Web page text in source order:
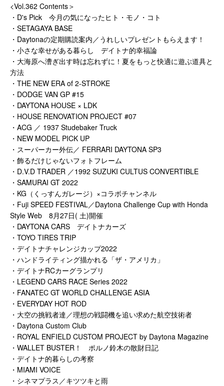
<Vol.362 Contents＞
・D's Pick 今月の気になったヒト・モノ・コト
・SETAGAYA BASE
・Daytonaの定期購読案内／うれしいプレゼントもらえます！
・小さな幸せがある暮らし デイトナ的幸福論
・大海原へ漕ぎ出す時は忘れずに！夏をもっと快適に遊ぶ道具と
方法
・THE NEW ERA of 2-STROKE
・DODGE VAN GP #15
・DAYTONA HOUSE × LDK
・HOUSE RENOVATION PROJECT #07
・ACG ／ 1937 Studebaker Truck
・NEW MODEL PICK UP
・スーパーカー外伝／ FERRARI DAYTONA SP3
・飾るだけじゃないフォトフレーム
・D.V.D TRADER ／1992 SUZUKI CULTUS CONVERTIBLE
・SAMURAI GT 2022
・KG（くっすんガレージ）×コラボチャンネル
・Fuji SPEED FESTIVAL／Daytona Challenge Cup with Honda
Style Web 8月27日( 土)開催
・DAYTONA CARS デイトナカーズ
・TOYO TIRES TRIP
・デイトナチャレンジカップ2022
・ハンドライティング描かれる「ザ・アメリカ」
・デイトナRCカーグランプリ
・LEGEND CARS RACE Series 2022
・FANATEC GT WORLD CHALLENGE ASIA
・EVERYDAY HOT ROD
・大空の挑戦者達／理想の戦闘機を追い求めた航空技術者
・Daytona Custom Club
・ROYAL ENFIELD CUSTOM PROJECT by Daytona Magazine
・WALLET BUSTER！ ポルノ鈴木の散財日記
・デイトナ的暮らしの考察
・MIAMI VOICE
・シネマプラス／キツツキと雨